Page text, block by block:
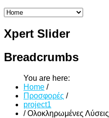
Xpert Slider
Breadcrumbs
You are here:
Home /
Προσφορές /
project1
/ Ολοκληρωμένες Λύσεις